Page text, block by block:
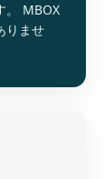
。 MBOX
りませ